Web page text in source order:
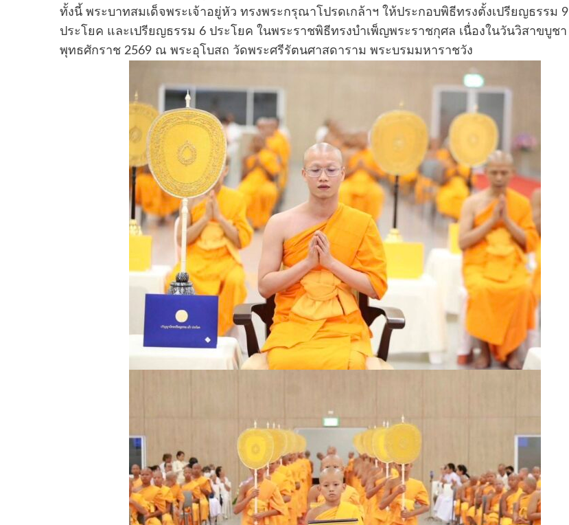
ทั้งนี้ พระบาทสมเด็จพระเจ้าอยู่หัว ทรงพระกรุณาโปรดเกล้าฯ ให้ประกอบพิธีทรงตั้งเปรียญธรรม 9
ประโยค และเปรียญธรรม 6 ประโยค ในพระราชพิธีทรงบำเพ็ญพระราชกุศล เนื่องในวันวิสาขบูชา
พุทธศักราช 2569 ณ พระอุโบสถ วัดพระศรีรัตนศาสดาราม พระบรมมหาราชวัง